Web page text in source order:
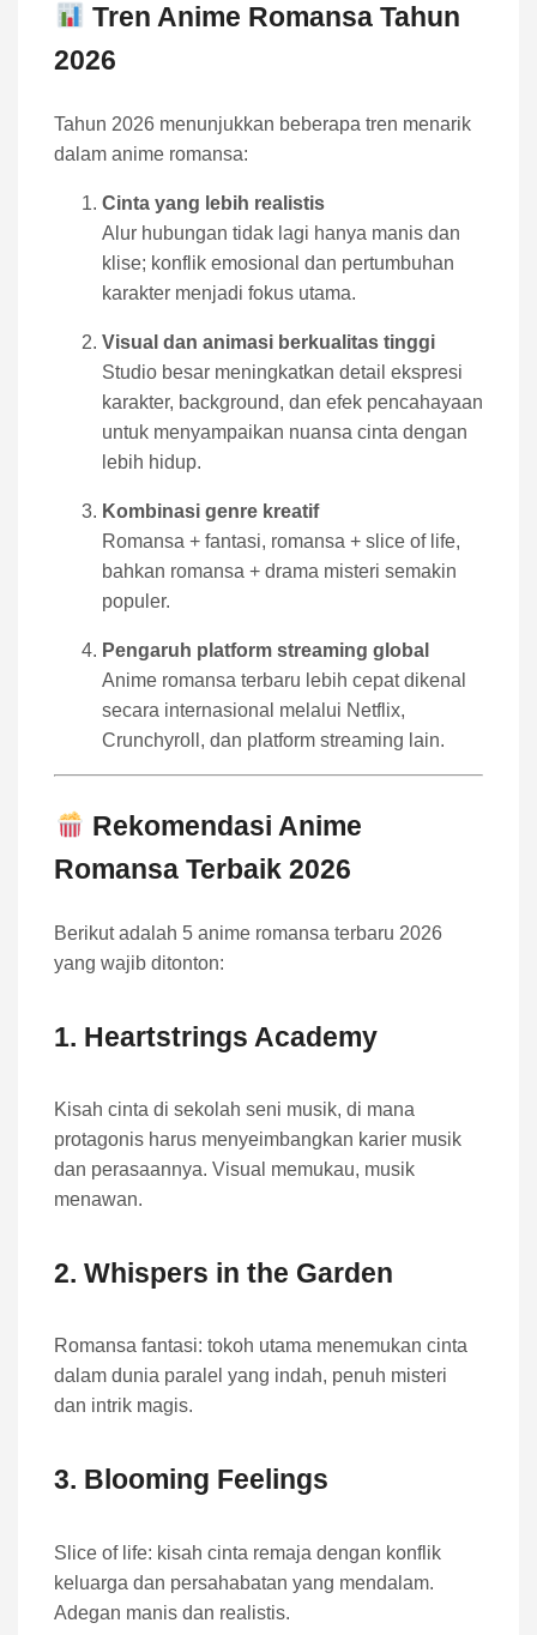
Tren Anime Romansa Tahun
2026
Tahun 2026 menunjukkan beberapa tren menarik
dalam anime romansa:
Cinta yang lebih realistis
Alur hubungan tidak lagi hanya manis dan
klise; konflik emosional dan pertumbuhan
karakter menjadi fokus utama.
Visual dan animasi berkualitas tinggi
Studio besar meningkatkan detail ekspresi
karakter, background, dan efek pencahayaan
untuk menyampaikan nuansa cinta dengan
lebih hidup.
Kombinasi genre kreatif
Romansa + fantasi, romansa + slice of life,
bahkan romansa + drama misteri semakin
populer.
Pengaruh platform streaming global
Anime romansa terbaru lebih cepat dikenal
secara internasional melalui Netflix,
Crunchyroll, dan platform streaming lain.
Rekomendasi Anime
Romansa Terbaik 2026
Berikut adalah 5 anime romansa terbaru 2026
yang wajib ditonton:
1. Heartstrings Academy
Kisah cinta di sekolah seni musik, di mana
protagonis harus menyeimbangkan karier musik
dan perasaannya. Visual memukau, musik
menawan.
2. Whispers in the Garden
Romansa fantasi: tokoh utama menemukan cinta
dalam dunia paralel yang indah, penuh misteri
dan intrik magis.
3. Blooming Feelings
Slice of life: kisah cinta remaja dengan konflik
keluarga dan persahabatan yang mendalam.
Adegan manis dan realistis.